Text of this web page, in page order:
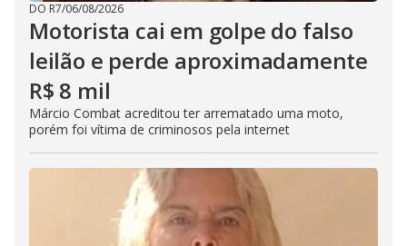
DO R7/06/08/2026
Motorista cai em golpe do falso
leilão e perde aproximadamente
R$ 8 mil
Márcio Combat acreditou ter arrematado uma moto,
porém foi vítima de criminosos pela internet